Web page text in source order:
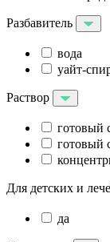
Разбавитель
вода
уайт-
Раствор
готовый
готовый
Для детских и
да